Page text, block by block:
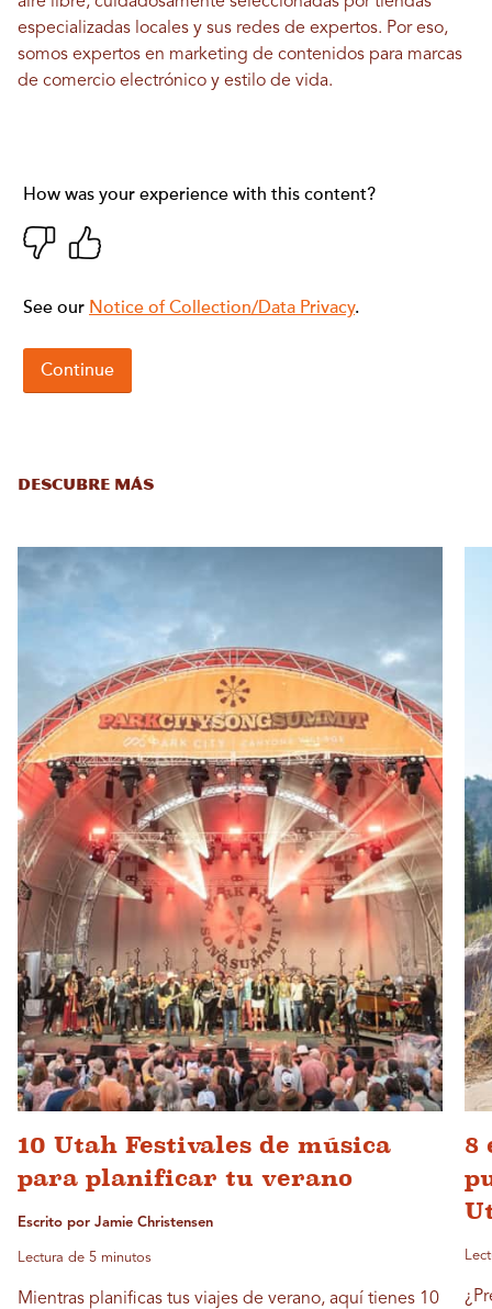
especializadas locales y sus redes de expertos. Por eso,
somos expertos en marketing de contenidos para marcas
de comercio electrónico y estilo de vida.
DESCUBRE MÁS
10 Utah Festivales de música
para planificar tu verano
Escrito por Jamie Christensen
Lectura de 5 minutos
Mientras planificas tus viajes de verano, aquí tienes 10
8